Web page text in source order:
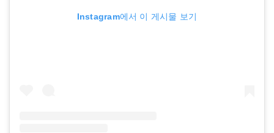
Instagram에서 이 게시물 보기